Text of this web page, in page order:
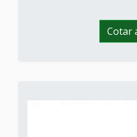
Cotar